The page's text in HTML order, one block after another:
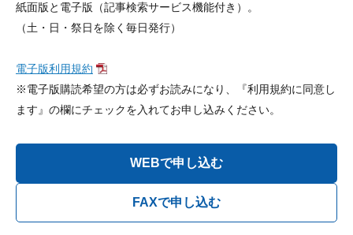
紙面版と電子版（記事検索サービス機能付き）。
（土・日・祭日を除く毎日発行）
電子版利用規約
※電子版購読希望の方は必ずお読みになり、『利用規約に同意し
ます』の欄にチェックを入れてお申し込みください。